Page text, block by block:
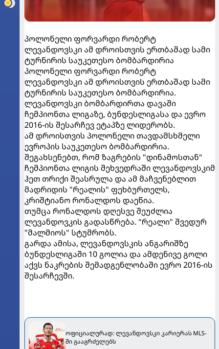
პოლონელი ფორვარდი რობერტ
ლევანდოვსკი ამ დროისთვის ერთბაშად სამი
ტურნირის საუკეთესო ბომბარდირია
პოლონელი ფორვარდი რობერტ
ლევანდოვსკი ამ დროისთვის ერთბაშად სამი
ტურნირის საუკეთესო ბომბარდირია.
ლევანდოვსკი ბომბარდირთა დავაში
ჩემპიონთა ლიგაზე, ბუნდესლიგასა და ევრო
2016-ის შესარჩევ ეტაპზე ლიდერობს.
ამ დროისთვის პოლონელი თავდამსხმელი
ევროპის საუკეთესო ბომბარდირია.
შეგახსენებთ, რომ ზაგრების "დინამოსთან"
ჩემპიონთა ლიგის შეხვედრაში ლევანდოვსკიმ
ჰეთ თრიქი შეასრულა და ამ მაჩვენებლით
მადრიდის "რეალის" ფეხბურთელს,
კრიშტიანო რონალდოს დაეწია.
თუმცა რონალდოს დღესვე შეუძლია
ლევანდოვკის გადასწრება. "რეალი" შვედურ
"მალმიოს" სტუმრობს.
გარდა ამისა, ლევანდოვსკის ანგარიშზე
ბუნდესლიგაში 10 გოლია და ამდენივე გოლი
აქვს ნაკრების შემადგენლობაში ევრო 2016-ის
შესარჩევში.
ოფიციალურად: ლევანდოვსკი კარიერას MLS-
ში გააგრძელებს